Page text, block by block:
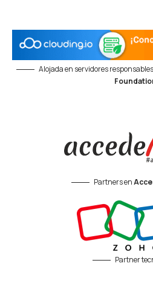
Alojada en servidores
Partners en
Partner